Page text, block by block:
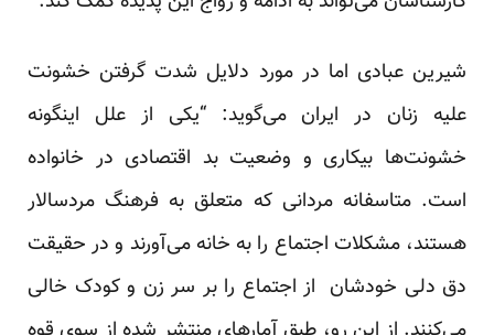
شیرین عبادی اما در مورد دلایل شدت گرفتن خشونت
علیه زنان در ایران می‌گوید: “یکی از علل اینگونه
خشونت‌ها بیکاری و وضعیت بد اقتصادی در خانواده
است. متاسفانه مردانی که متعلق به فرهنگ مردسالار
هستند، مشکلات اجتماع را به خانه می‌آورند و در حقیقت
دق دلی خودشان از اجتماع را بر سر زن و کودک خالی